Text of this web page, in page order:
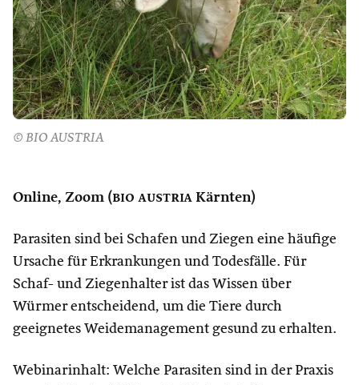
© BIO AUSTRIA
Online, Zoom (bio austria Kärnten)
Parasiten sind bei Schafen und Ziegen eine häufige
Ursache für Erkrankungen und Todesfälle. Für
Schaf- und Ziegenhalter ist das Wissen über
Würmer entscheidend, um die Tiere durch
geeignetes Weidemanagement gesund zu erhalten.
Webinarinhalt: Welche Parasiten sind in der Praxis